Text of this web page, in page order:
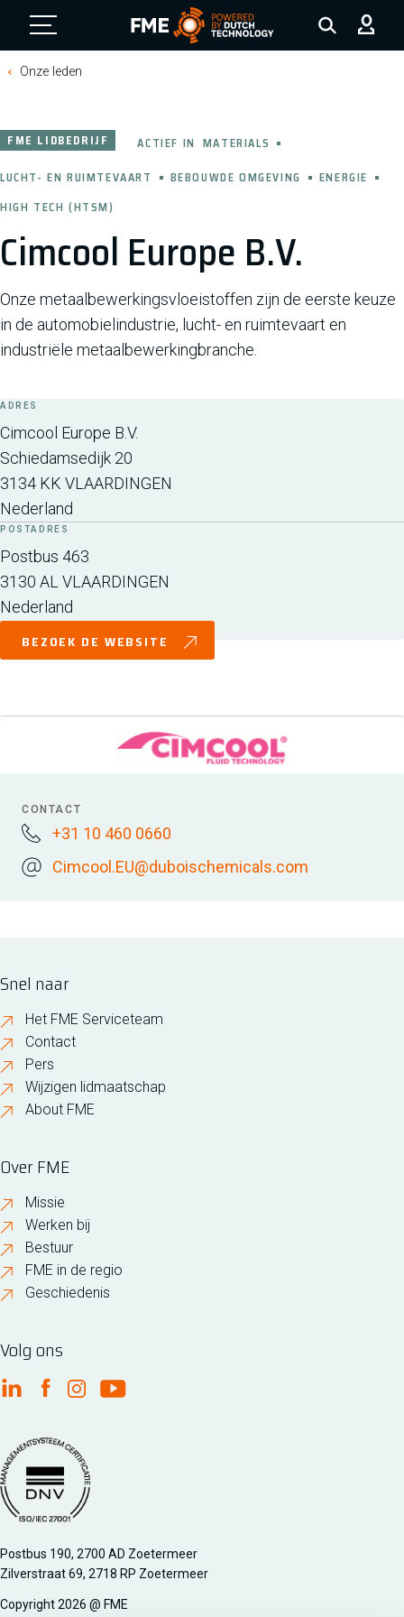
FME Logo, to the homepage
Onze leden
Cimcool Europe B.V.
FME LIDBEDRIJF ACTIEF IN MATERIALS
LUCHT- EN RUIMTEVAART
BEBOUWDE OMGEVING
ENERGIE
HIGH TECH (HTSM)
Onze metaalbewerkingsvloeistoffen zijn de eerste keuze
in de automobielindustrie, lucht- en ruimtevaart en
industriële metaalbewerkingbranche.
ADRES
Cimcool Europe B.V.
Schiedamsedijk 20
3134 KK VLAARDINGEN
Nederland
POSTADRES
Postbus 463
3130 AL VLAARDINGEN
Nederland
BEZOEK DE WEBSITE
CONTACT
+31 10 460 0660
Cimcool.EU@duboischemicals.com
Snel naar
Het FME Serviceteam
Contact
Pers
Wijzigen lidmaatschap
About FME
Over FME
Missie
Werken bij
Bestuur
FME in de regio
Geschiedenis
Volg ons
FME Linkedin
FME Facebook
FME Instagram
FME Youtube
Managementsyteem certificatie DNV iso/iec 27001
Postbus 190, 2700 AD Zoetermeer
Zilverstraat 69, 2718 RP Zoetermeer
Copyright 2026 @ FME